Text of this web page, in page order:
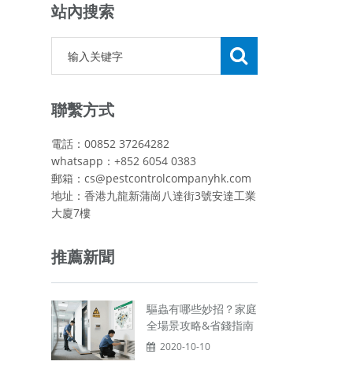
站內搜索
聯繫方式
電話：00852 37264282
whatsapp：+852 6054 0383
郵箱：cs@pestcontrolcompanyhk.com
地址：香港九龍新蒲崗八達街3號安達工業
大廈7樓
推薦新聞
驅蟲有哪些妙招？家庭
全場景攻略&省錢指南
2020-10-10